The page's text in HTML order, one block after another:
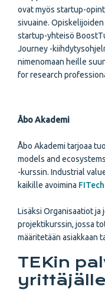
ovat myös startup-
sivuaine.
startup-yhteisö
Journey -
nimenomaan heille
for research
Åbo Akademi
Åbo Akademi tarjoaa
models and
-kurssin. Industrial
kaikille avoimina
Lisäksi Organisaatiot ja
projektikurssin, jossa
määritetään asiakkaan
TEKin
yrittäjälle